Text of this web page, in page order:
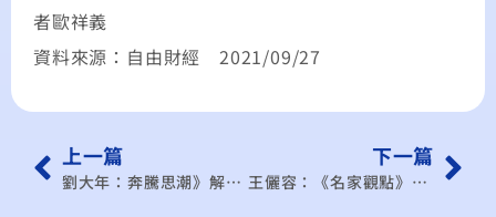
者歐祥義
資料來源：自由財經 2021/09/27
上一篇
劉大年：奔騰思潮》解析台灣申請加入CPTPP
下一篇
王儷容：《名家觀點》聯準會升息展望與影響